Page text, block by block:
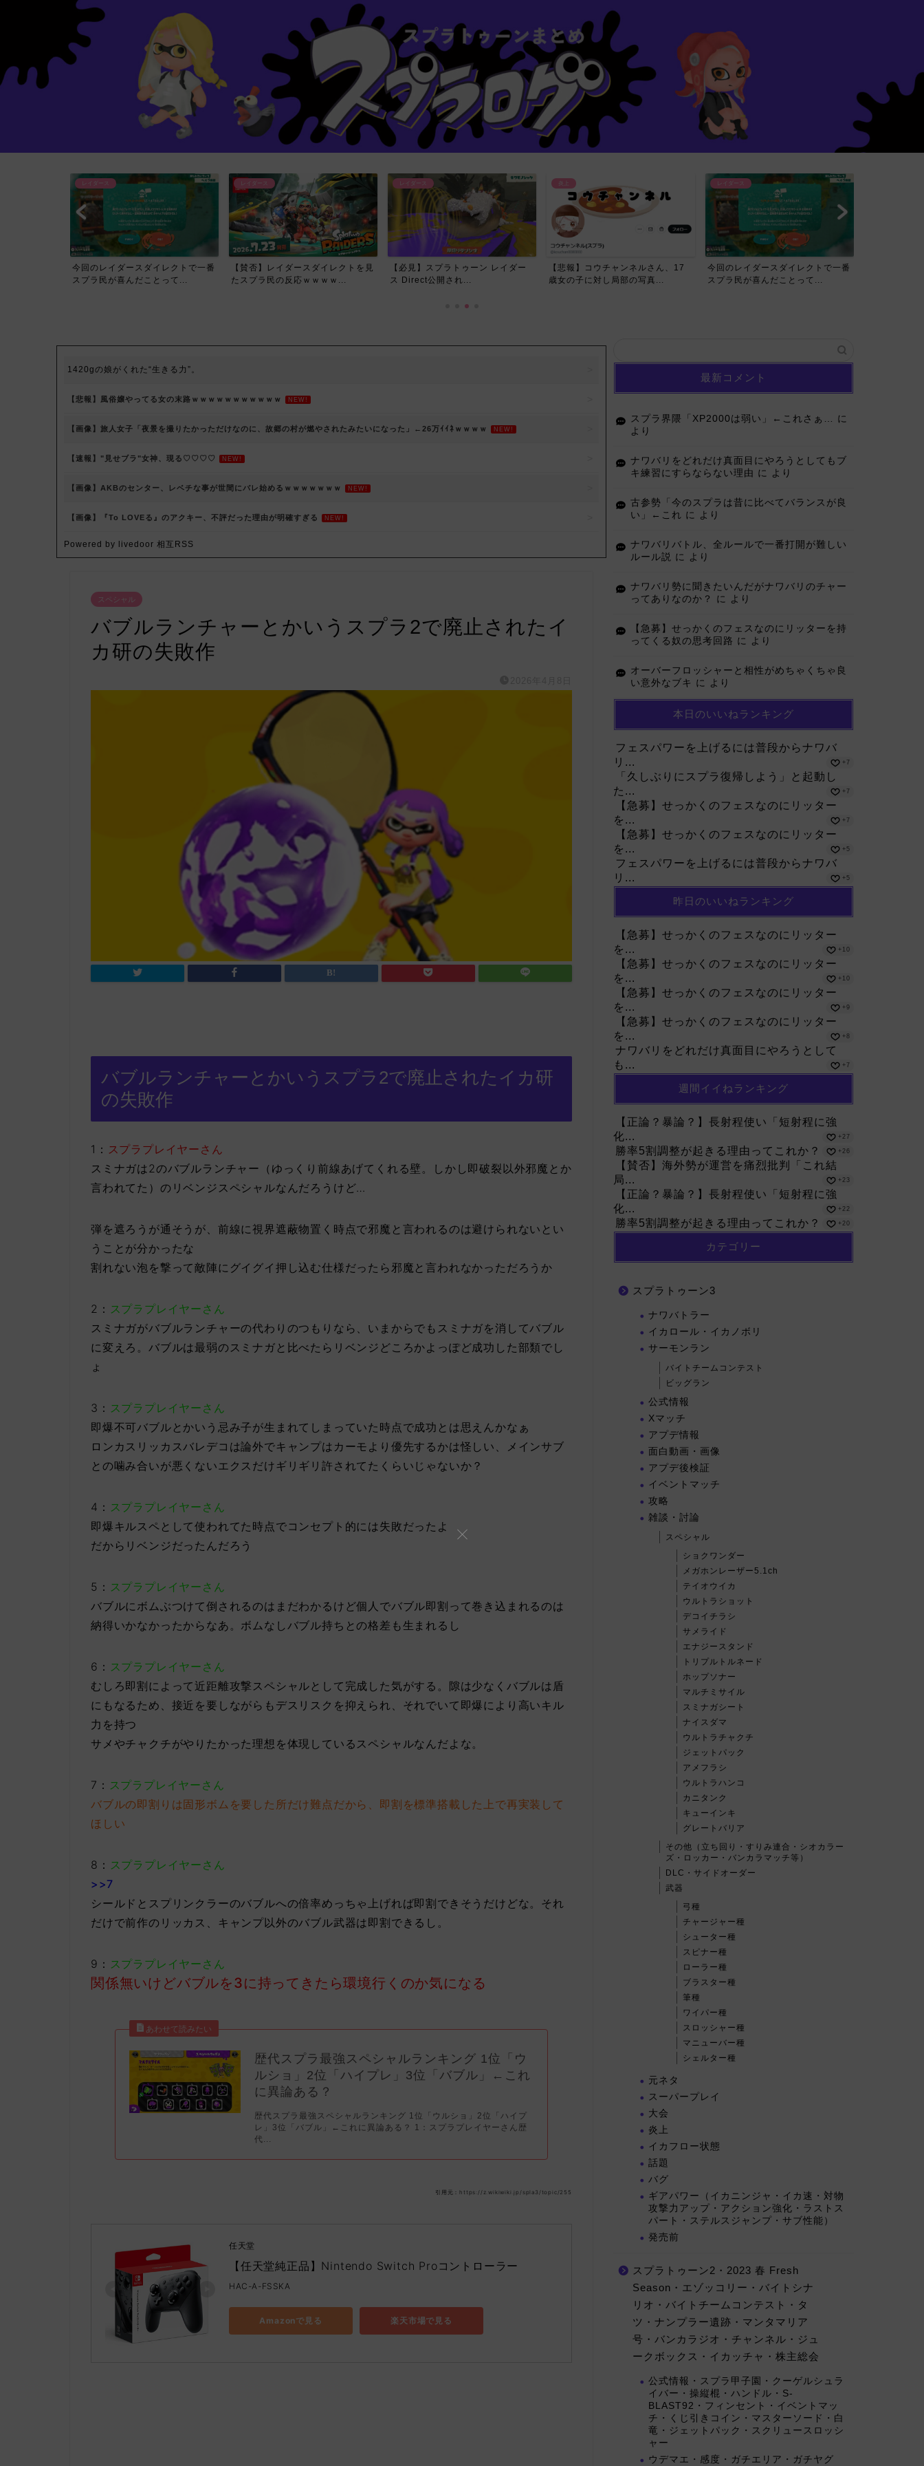
レイダース
【賛否】レイダースダイレクトを見
たスプラ民の反応ｗｗｗｗ...
レイダース
【必見】スプラトゥーン レイダー
ス Direct公開され...
【悲報】コウチャンネルさん、17
歳女の子に対し局部の写真...
レイダース
今回のレイダースダイレクトで一番
スプラ民が喜んだことって...
レイダース
【賛否】レイダースダイレクトを見
たスプラ民の反応ｗｗｗｗ...
1420gの娘がくれた“生きる力”。
【悲報】風俗嬢やってる女の末路ｗｗｗｗｗｗｗｗｗｗｗ NEW!
【画像】旅人女子「夜景を撮りたかっただけなのに、故郷の村が燃やされたみたいになった」←26万ｲｲﾈｗｗｗｗ NEW!
【速報】"見せブラ"女神、現る♡♡♡♡ NEW!
【画像】AKBのセンター、レベチな事が世間にバレ始めるｗｗｗｗｗｗｗ NEW!
【画像】『To LOVEる』のアクキー、不評だった理由が明確すぎる NEW!
Powered by livedoor 相互RSS
スペシャル
バブルランチャーとかいうスプラ2で廃止されたイ
カ研の失敗作
バブルランチャーとかいうスプラ2で廃止されたイカ研
の失敗作
1： スプラプレイヤーさん
スミナガは2のバブルランチャー（ゆっくり前線あげてくれる壁。しかし即破裂以外邪魔とか
言われてた）のリベンジスペシャルなんだろうけど…
弾を遮ろうが通そうが、前線に視界遮蔽物置く時点で邪魔と言われるのは避けられないとい
うことが分かったな
割れない泡を撃って敵陣にグイグイ押し込む仕様だったら邪魔と言われなかっただろうか
2： スプラプレイヤーさん
スミナガがバブルランチャーの代わりのつもりなら、いまからでもスミナガを消してバブル
に変えろ。バブルは最弱のスミナガと比べたらリベンジどころかよっぽど成功した部類でし
ょ
3： スプラプレイヤーさん
即爆不可バブルとかいう忌み子が生まれてしまっていた時点で成功とは思えんかなぁ
ロンカスリッカスバレデコは論外でキャンプはカーモより優先するかは怪しい、メインサブ
との噛み合いが悪くないエクスだけギリギリ許されてたくらいじゃないか？
4： スプラプレイヤーさん
即爆キルスペとして使われてた時点でコンセプト的には失敗だったよ
だからリベンジだったんだろう
5： スプラプレイヤーさん
バブルにボムぶつけて倒されるのはまだわかるけど個人でバブル即割って巻き込まれるのは
納得いかなかったからなあ。ボムなしバブル持ちとの格差も生まれるし
6： スプラプレイヤーさん
むしろ即割によって近距離攻撃スペシャルとして完成した気がする。隙は少なくバブルは盾
にもなるため、接近を要しながらもデスリスクを抑えられ、それでいて即爆により高いキル
力を持つ
サメやチャクチがやりたかった理想を体現しているスペシャルなんだよな。
7： スプラプレイヤーさん
バブルの即割りは固形ボムを要した所だけ難点だから、即割を標準搭載した上で再実装して
ほしい
8： スプラプレイヤーさん
>>7
シールドとスプリンクラーのバブルへの倍率めっちゃ上げれば即割できそうだけどな。それ
だけで前作のリッカス、キャンプ以外のバブル武器は即割できるし。
9： スプラプレイヤーさん
関係無いけどバブルを3に持ってきたら環境行くのか気になる
歴代スプラ最強スペシャルランキング 1位「ウ
ルショ」2位「ハイプレ」3位「バブル」←これ
に異論ある？
歴代スプラ最強スペシャルランキング 1位「ウルショ」2位「ハイプ
レ」3位「バブル」←これに異論ある？ 1：スプラプレイヤーさん歴
代...
引用元：https://z.wikiwiki.jp/spla3/topic/255
任天堂
【任天堂純正品】Nintendo Switch Proコントローラー
HAC-A-FSSKA
Amazonで見る 楽天市場で見る
最新コメント
スプラ界隈「XP2000は弱い」←これさぁ…
に
より
ナワバリをどれだけ真面目にやろうとしてもブ
キ練習にすらならない理由 に より
古参勢「今のスプラは昔に比べてバランスが良
い」←これ に より
ナワバリバトル、全ルールで一番打開が難しい
ルール説 に より
ナワバリ勢に聞きたいんだがナワバリのチャー
ってありなのか？
に より
【急募】せっかくのフェスなのにリッターを持
ってくる奴の思考回路 に より
オーバーフロッシャーと相性がめちゃくちゃ良
い意外なブキ に より
本日のいいねランキング
フェスパワーを上げるには普段からナワバ
リ...
+7
「久しぶりにスプラ復帰しよう」と起動し
た...
+7
【急募】せっかくのフェスなのにリッター
を...
+7
【急募】せっかくのフェスなのにリッター
を...
+5
フェスパワーを上げるには普段からナワバ
リ...
+5
昨日のいいねランキング
【急募】せっかくのフェスなのにリッター
を...
+10
【急募】せっかくのフェスなのにリッター
を...
+10
【急募】せっかくのフェスなのにリッター
を...
+9
【急募】せっかくのフェスなのにリッター
を...
+8
ナワバリをどれだけ真面目にやろうとして
も...
+7
週間イイねランキング
【正論？暴論？】長射程使い「短射程に強
化...
+27
勝率5割調整が起きる理由ってこれか？ +26
【賛否】海外勢が運営を痛烈批判「これ結
局...
+23
【正論？暴論？】長射程使い「短射程に強
化...
+22
勝率5割調整が起きる理由ってこれか？ +20
カテゴリー
スプラトゥーン3
ナワバトラー
イカロール・イカノボリ
サーモンラン
バイトチームコンテスト
ビッグラン
公式情報
Xマッチ
アプデ情報
面白動画・画像
アプデ後検証
イベントマッチ
攻略
雑談・討論
スペシャル
ショクワンダー
メガホンレーザー5.1ch
テイオウイカ
ウルトラショット
デコイチラシ
サメライド
エナジースタンド
トリプルトルネード
ホップソナー
マルチミサイル
スミナガシート
ナイスダマ
ウルトラチャクチ
ジェットパック
アメフラシ
ウルトラハンコ
カニタンク
キューインキ
グレートバリア
その他（立ち回り・すりみ連合・シオカラー
ズ・ロッカー・バンカラマッチ等）
DLC・サイドオーダー
武器
弓種
チャージャー種
シューター種
スピナー種
ローラー種
ブラスター種
筆種
ワイパー種
スロッシャー種
マニューバー種
シェルター種
元ネタ
スーパープレイ
大会
炎上
イカフロー状態
話題
バグ
ギアパワー（イカニンジャ・イカ速・対物
攻撃力アップ・アクション強化・ラストス
パート・ステルスジャンプ・サブ性能）
発売前
スプラトゥーン2・2023 春 Fresh
Season・エゾッコリー・バイトシナ
リオ・バイトチームコンテスト・タ
ツ・ナンプラー遺跡・マンタマリア
号・バンカラジオ・チャンネル・ジュ
ークボックス・イカッチャ・株主総会
公式情報・スプラ甲子園・クーゲルシュラ
イバー・操縦棍・ハンドル・S-
BLAST92・フィンセント・イベントマッ
チ・くじ引きコイン・マスターソード・白
竜・ジェットパック・スクリュースロッシ
ャー
ウデマエ・感度・ガチエリア・ガチヤグ